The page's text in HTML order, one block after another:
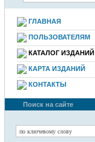
ГЛАВНАЯ
ПОЛЬЗОВАТЕЛЯМ
КАТАЛОГ ИЗДАНИЙ
КАРТА ИЗДАНИЙ
КОНТАКТЫ
Поиск на сайте